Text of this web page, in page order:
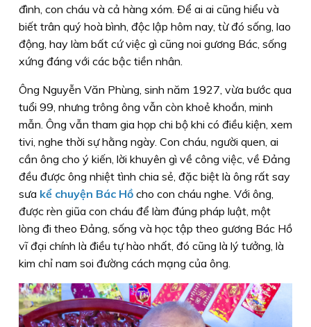
đình, con cháu và cả hàng xóm. Ðể ai ai cũng hiểu và
biết trân quý hoà bình, độc lập hôm nay, từ đó sống, lao
động, hay làm bất cứ việc gì cũng noi gương Bác, sống
xứng đáng với các bậc tiền nhân.
Ông Nguyễn Văn Phùng, sinh năm 1927, vừa bước qua
tuổi 99, nhưng trông ông vẫn còn khoẻ khoắn, minh
mẫn. Ông vẫn tham gia họp chi bộ khi có điều kiện, xem
tivi, nghe thời sự hằng ngày. Con cháu, người quen, ai
cần ông cho ý kiến, lời khuyên gì về công việc, về Ðảng
đều được ông nhiệt tình chia sẻ, đặc biệt là ông rất say
sưa kể chuyện Bác Hồ cho con cháu nghe. Với ông,
được rèn giũa con cháu để làm đúng pháp luật, một
lòng đi theo Ðảng, sống và học tập theo gương Bác Hồ
vĩ đại chính là điều tự hào nhất, đó cũng là lý tưởng, là
kim chỉ nam soi đường cách mạng của ông.